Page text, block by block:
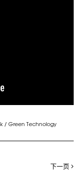
/ Green Technology
下一页